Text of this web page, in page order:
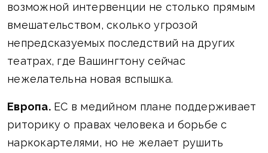
возможной интервенции не столько прямым
вмешательством, сколько угрозой
непредсказуемых последствий на других
театрах, где Вашингтону сейчас
нежелательна новая вспышка.
Европа.ЕС в медийном плане поддерживает
риторику о правах человека и борьбе с
наркокартелями, но не желает рушить